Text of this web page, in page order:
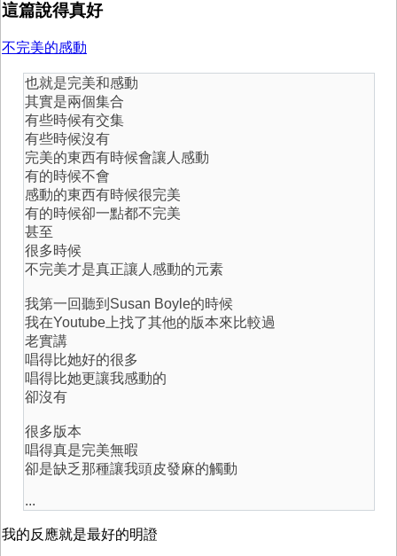
這篇說得真好
不完美的感動
也就是完美和感動
其實是兩個集合
有些時候有交集
有些時候沒有
完美的東西有時候會讓人感動
有的時候不會
感動的東西有時候很完美
有的時候卻一點都不完美
甚至
很多時候
不完美才是真正讓人感動的元素
我第一回聽到Susan Boyle的時候
我在Youtube上找了其他的版本來比較過
老實講
唱得比她好的很多
唱得比她更讓我感動的
卻沒有
很多版本
唱得真是完美無暇
卻是缺乏那種讓我頭皮發麻的觸動
...
我的反應就是最好的明證